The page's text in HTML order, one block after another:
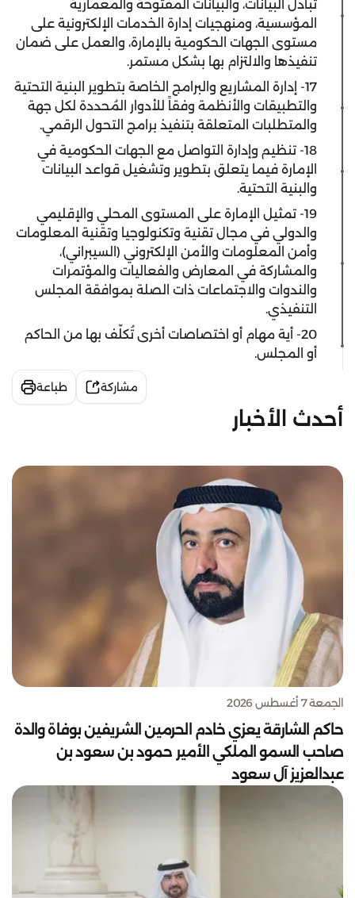
تبادل البيانات، والبيانات المفتوحة والمعمارية
المؤسسية، ومنهجيات إدارة الخدمات الإلكترونية على
مستوى الجهات الحكومية بالإمارة، والعمل على ضمان
تنفيذها والالتزام بها بشكل مستمر.
17- إدارة المشاريع والبرامج الخاصة بتطوير البنية التحتية
والتطبيقات والأنظمة وفقاً للأدوار المُحددة لكل جهة
والمتطلبات المتعلقة بتنفيذ برامج التحول الرقمي.
18- تنظيم وإدارة التواصل مع الجهات الحكومية في
الإمارة فيما يتعلق بتطوير وتشغيل قواعد البيانات
والبنية التحتية.
19- تمثيل الإمارة على المستوى المحلي والإقليمي
والدولي في مجال تقنية وتكنولوجيا وتقنية المعلومات
وأمن المعلومات والأمن الإلكتروني (السيبراني)،
والمشاركة في المعارض والفعاليات والمؤتمرات
والندوات والاجتماعات ذات الصلة بموافقة المجلس
التنفيذي.
20- أية مهام أو اختصاصات أخرى تُكلّف بها من الحاكم
أو المجلس.
مشاركة طباعة
أحدث الأخبار
الجمعة 7 أغسطس 2026
حاكم الشارقة يعزي خادم الحرمين الشريفين بوفاة والدة
صاحب السمو الملكي الأمير حمود بن سعود بن
عبدالعزيز آل سعود